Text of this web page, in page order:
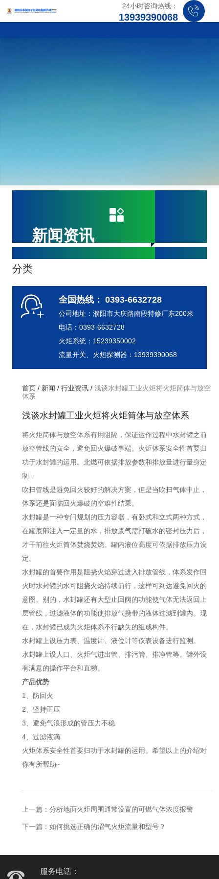
24小时咨询热线：
13939390068
新闻资讯
分类
全国热线： 0393-6632728
公司地址：濮阳市大庆路南段特修厂东200米
电话：0393-6632728
火炬系统：15239350002
流量开关、火焰探测器：13939390068
首页 / 新闻 / 行业资讯 / 浅谈水封罐工业火炬将火炬筒体与放空
体系
浅谈水封罐工业火炬将火炬筒体与放空体系
将火炬筒体与放空体系有用阻隔，保证运作过程中水封罐之前
放空管线的安全，避免回火爆破事端。火炬体系安全性首要归
功于水封罐的运用。北燃可依据排放参数和排放量进行量身定
制...
吹扫管线是避免回火较好的解决方案，但是当吹扫气体中止，
体系还是面临回火爆破的空难性结果。
水封罐是一种专门规划的压力容器，有卧式和立式两种方式，
在罐底部注入一定量的水，排放废气需打破水的密封压力后，
才干前往火炬筒体焚烧焚烧。罐内液位高度可依据排放压力设
定。
水封罐的首要作用是阻挠火焰穿过进入排放管线，体系发作回
火时水封罐的水可阻挠火焰持续前行，这样可到达避免回火的
意图。别的，水封罐还有大型止回阀的功能使气体无法返回上
层管线，过滤液体的功能使排放气携带的液体过滤到罐内。现
在，水封罐已成为火炬体系不行缺失的组成构件。
水封罐上设压力表、温度计、液位计等仪表设备进行监测。
水封罐上设人口、火炬气进出管、排污管、排净管等。罐外设
有满意的操作平台和直梯。
产品优势
1、防回火
2、坚持正压
3、避免气浪形成的管压力不稳
4、过滤液滴
火炬体系安全性首要归功于水封罐的运用。希望以上的介绍对
你有所帮助~
上一篇： 分析地面火炬周围通常设置的可燃气体浓度报警
下一篇： 如何挑选正确的沼气火炬流量和型号？
服务电话：